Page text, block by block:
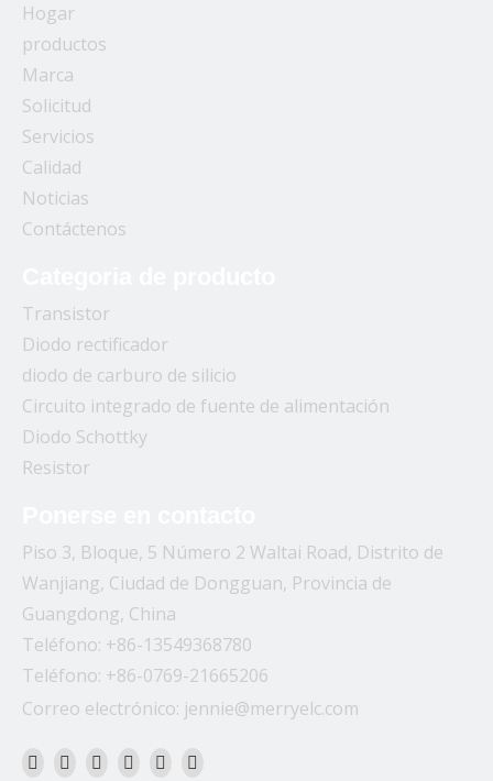
Hogar
productos
Marca
Solicitud
Servicios
Calidad
Noticias
Contáctenos
Transistor
Diodo rectificador
diodo de carburo de silicio
Circuito integrado de fuente de alimentación
Diodo Schottky
Resistor
Piso 3, Bloque, 5 Número 2 Waltai Road, Distrito de
Wanjiang, Ciudad de Dongguan, Provincia de
Guangdong, China
Teléfono: +86-13549368780
Teléfono: +86-0769-21665206
Correo electrónico: jennie@merryelc.com